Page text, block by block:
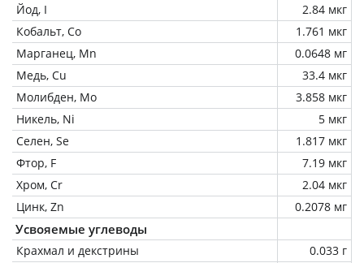
Йод, I
2.84 мкг
Кобальт, Co
1.761 мкг
Марганец, Mn
0.0648 мг
Медь, Cu
33.4 мкг
Молибден, Mo
3.858 мкг
Никель, Ni
5 мкг
Селен, Se
1.817 мкг
Фтор, F
7.19 мкг
Хром, Cr
2.04 мкг
Цинк, Zn
0.2078 мг
Усвояемые углеводы
Крахмал и декстрины
0.033 г